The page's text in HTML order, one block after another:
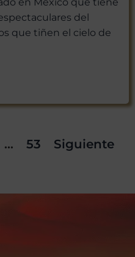
del
que tiñen el cielo de
… 53 Siguiente